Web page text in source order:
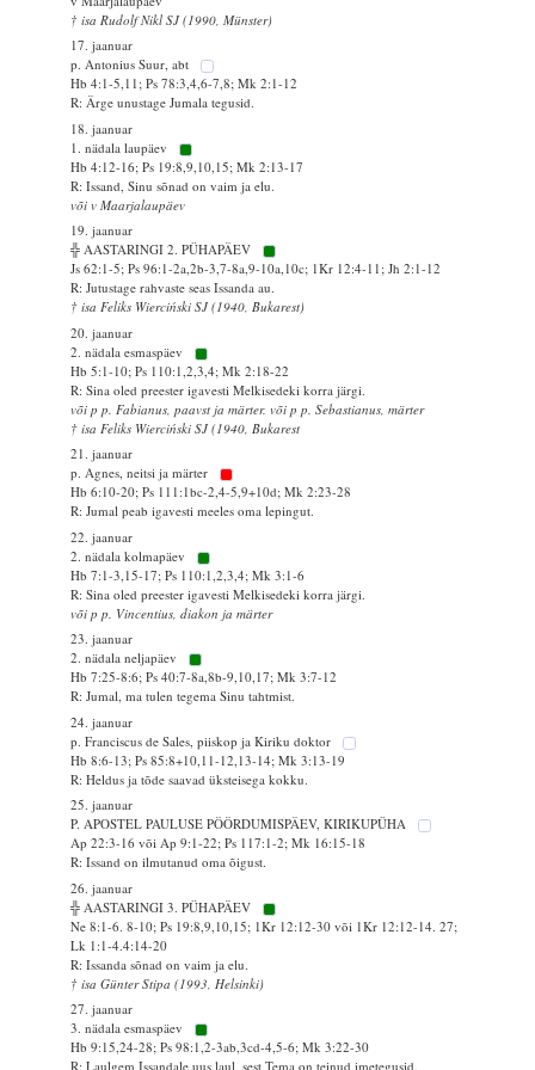
† isa Rudolf Nikl SJ (1990, Münster)
17. jaanuar
p. Antonius Suur, abt
Hb 4:1-5,11; Ps 78:3,4,6-7,8; Mk 2:1-12
R: Ärge unustage Jumala tegusid.
18. jaanuar
1. nädala laupäev
Hb 4:12-16; Ps 19:8,9,10,15; Mk 2:13-17
R: Issand, Sinu sõnad on vaim ja elu.
või v Maarjalaupäev
19. jaanuar
╬ AASTARINGI 2. PÜHAPÄEV
Js 62:1-5; Ps 96:1-2a,2b-3,7-8a,9-10a,10c; 1Kr 12:4-11; Jh 2:1-12
R: Jutustage rahvaste seas Issanda au.
† isa Feliks Wierciński SJ (1940, Bukarest)
20. jaanuar
2. nädala esmaspäev
Hb 5:1-10; Ps 110:1,2,3,4; Mk 2:18-22
R: Sina oled preester igavesti Melkisedeki korra järgi.
või p p. Fabianus, paavst ja märter. või p p. Sebastianus, märter
† isa Feliks Wierciński SJ (1940, Bukarest
21. jaanuar
p. Agnes, neitsi ja märter
Hb 6:10-20; Ps 111:1bc-2,4-5,9+10d; Mk 2:23-28
R: Jumal peab igavesti meeles oma lepingut.
22. jaanuar
2. nädala kolmapäev
Hb 7:1-3,15-17; Ps 110:1,2,3,4; Mk 3:1-6
R: Sina oled preester igavesti Melkisedeki korra järgi.
või p p. Vincentius, diakon ja märter
23. jaanuar
2. nädala neljapäev
Hb 7:25-8:6; Ps 40:7-8a,8b-9,10,17; Mk 3:7-12
R: Jumal, ma tulen tegema Sinu tahtmist.
24. jaanuar
p. Franciscus de Sales, piiskop ja Kiriku doktor
Hb 8:6-13; Ps 85:8+10,11-12,13-14; Mk 3:13-19
R: Heldus ja tõde saavad üksteisega kokku.
25. jaanuar
P. APOSTEL PAULUSE PÖÖRDUMISPÄEV, KIRIKUPÜHA
Ap 22:3-16 või Ap 9:1-22; Ps 117:1-2; Mk 16:15-18
R: Issand on ilmutanud oma õigust.
26. jaanuar
╬ AASTARINGI 3. PÜHAPÄEV
Ne 8:1-6. 8-10; Ps 19:8,9,10,15; 1Kr 12:12-30 või 1Kr 12:12-14. 27;
Lk 1:1-4.4:14-20
R: Issanda sõnad on vaim ja elu.
† isa Günter Stipa (1993, Helsinki)
27. jaanuar
3. nädala esmaspäev
Hb 9:15,24-28; Ps 98:1,2-3ab,3cd-4,5-6; Mk 3:22-30
R: Laulgem Issandale uus laul, sest Tema on teinud imetegusid.